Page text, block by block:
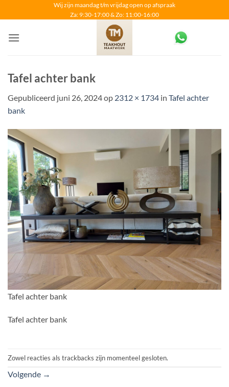
naar
Wij zijn maandag t/m vrijdag open op afspraak
Za: 9:30-17:00 & Zo: 11:00-16:00
Tafel achter bank
Gepubliceerd juni 26, 2024op 2312 × 1734 in Tafel achter
bank
Tafel achter bank
Tafel achter bank
Zowel reacties als trackbacks zijn momenteel gesloten.
Volgende →